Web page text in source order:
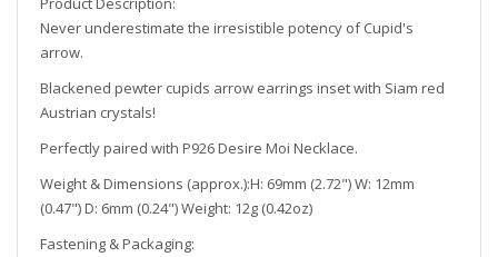
Never underestimate the irresistible potency of Cupid's
arrow.
Blackened pewter cupids arrow earrings inset with Siam red
Austrian crystals!
Perfectly paired with P926 Desire Moi Necklace.
Weight & Dimensions (approx.):H: 69mm (2.72") W: 12mm
(0.47") D: 6mm (0.24") Weight: 12g (0.42oz)
Fastening & Packaging: